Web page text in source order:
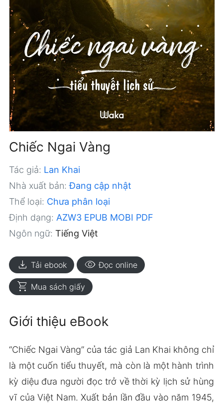
Chiếc Ngai Vàng
Tác giả: Lan Khai
Nhà xuất bản: Đang cập nhật
Thể loại: Chưa phân loại
Định dạng: AZW3 EPUB MOBI PDF
Ngôn ngữ: Tiếng Việt
download Tải ebook visibility Đọc online
shopping_cart Mua sách giấy
Giới thiệu eBook
“Chiếc Ngai Vàng” của tác giả Lan Khai không chỉ
là một cuốn tiểu thuyết, mà còn là một hành trình
kỳ diệu đưa người đọc trở về thời kỳ lịch sử hùng
vĩ của Việt Nam. Xuất bản lần đầu vào năm 1945,